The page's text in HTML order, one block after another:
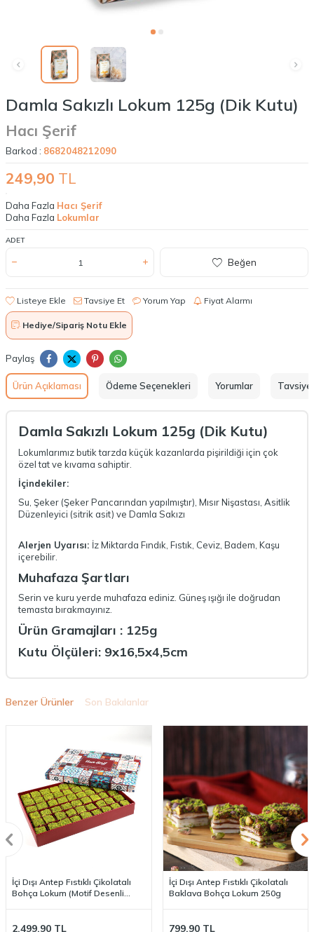
Damla Sakızlı Lokum 125g (Dik Kutu)
Hacı Şerif
Barkod : 8682048212090
249,90 TL
Daha Fazla Hacı Şerif
Daha Fazla Lokumlar
ADET
Beğen
Listeye Ekle Tavsiye Et Yorum Yap Fiyat Alarmı
Hediye/Sipariş Notu Ekle
Paylaş
Ürün Açıklaması Ödeme Seçenekleri Yorumlar Tavsiye
Damla Sakızlı Lokum 125g (Dik Kutu)
Lokumlarımız butik tarzda küçük kazanlarda pişirildiği için çok
özel tat ve kıvama sahiptir.
İçindekiler:
Su, Şeker (Şeker Pancarından yapılmıştır), Mısır Nişastası, Asitlik
Düzenleyici (sitrik asit) ve Damla Sakızı
Alerjen Uyarısı: İz Miktarda Fındık, Fıstık, Ceviz, Badem, Kaşu
içerebilir.
Muhafaza Şartları
Serin ve kuru yerde muhafaza ediniz. Güneş ışığı ile doğrudan
temasta bırakmayınız.
Ürün Gramajları : 125g
Kutu Ölçüleri: 9x16,5x4,5cm
Benzer Ürünler Son Bakılanlar
İçi Dışı Antep Fıstıklı Çikolatalı
Bohça Lokum (Motif Desenli
2.499,90 TL
İçi Dışı Antep Fıstıklı Çikolatalı
Baklava Bohça Lokum 250g
799,90TL